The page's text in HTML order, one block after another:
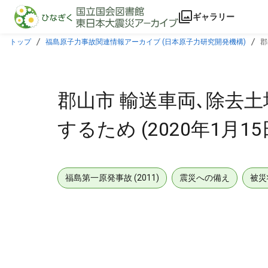
本文に飛ぶ
ギャラリー
トップ 福島原子力事故関連情報アーカイブ (日本原子力研究開発機構)
郡山市 輸送車両､除去
するため (2020年1月15
福島第一原発事故 (2011) 震災への備え 被災